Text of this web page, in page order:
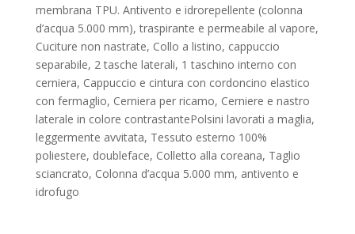
membrana TPU. Antivento e idrorepellente (colonna
d’acqua 5.000 mm), traspirante e permeabile al vapore,
Cuciture non nastrate, Collo a listino, cappuccio
separabile, 2 tasche laterali, 1 taschino interno con
cerniera, Cappuccio e cintura con cordoncino elastico
con fermaglio, Cerniera per ricamo, Cerniere e nastro
laterale in colore contrastantePolsini lavorati a maglia,
leggermente avvitata, Tessuto esterno 100%
poliestere, doubleface, Colletto alla coreana, Taglio
sciancrato, Colonna d’acqua 5.000 mm, antivento e
idrofugo